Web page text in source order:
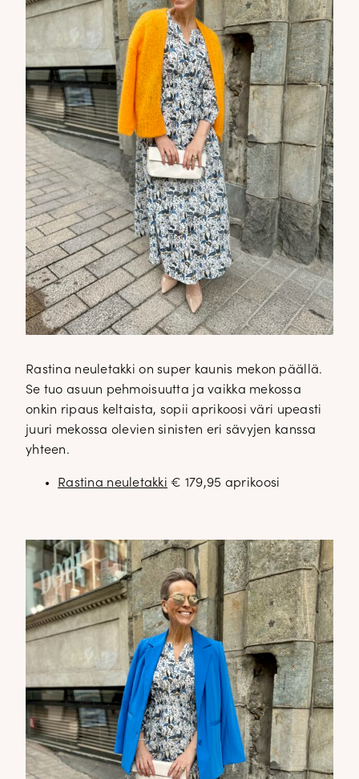
Rastina neuletakki on super kaunis mekon päällä.
Se tuo asuun pehmoisuutta ja vaikka mekossa
onkin ripaus keltaista, sopii aprikoosi väri upeasti
juuri mekossa olevien sinisten eri sävyjen kanssa
yhteen.
Rastina neuletakki € 179,95 aprikoosi